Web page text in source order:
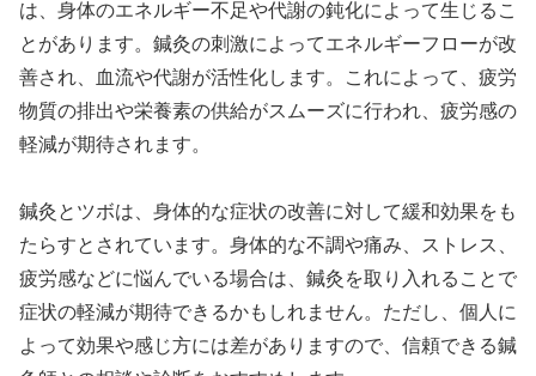
は、身体のエネルギー不足や代謝の鈍化によって生じるこ
とがあります。鍼灸の刺激によってエネルギーフローが改
善され、血流や代謝が活性化します。これによって、疲労
物質の排出や栄養素の供給がスムーズに行われ、疲労感の
軽減が期待されます。
鍼灸とツボは、身体的な症状の改善に対して緩和効果をも
たらすとされています。身体的な不調や痛み、ストレス、
疲労感などに悩んでいる場合は、鍼灸を取り入れることで
症状の軽減が期待できるかもしれません。ただし、個人に
よって効果や感じ方には差がありますので、信頼できる鍼